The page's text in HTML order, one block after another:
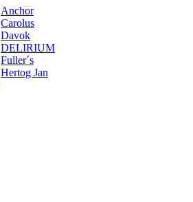
Anchor
Carolus
Davok
DELIRIUM
Fuller´s
Hertog Jan